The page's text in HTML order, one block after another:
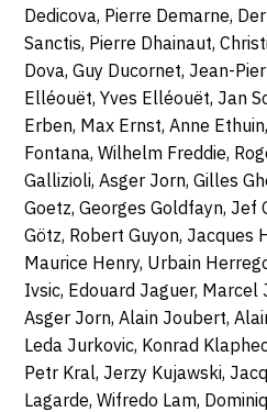
Dedicova, Pierre Demarne,
Sanctis, Pierre Dhainaut,
Dova, Guy Ducornet, Jean-
Elléouët, Yves Elléouët, Jan
Erben, Max Ernst, Anne
Fontana, Wilhelm Freddie,
Gallizioli, Asger Jorn, Gilles
Goetz, Georges Goldfayn,
Götz, Robert Guyon, Jacques
Maurice Henry, Urbain
Ivsic, Edouard Jaguer, Marcel
Asger Jorn, Alain Joubert,
Leda Jurkovic, Konrad
Petr Kral, Jerzy Kujawski,
Lagarde, Wifredo Lam,